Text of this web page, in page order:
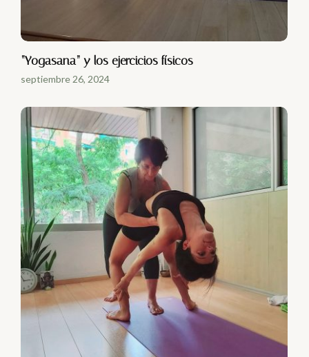
“Yogasana” y los ejercicios físicos
septiembre 26, 2024